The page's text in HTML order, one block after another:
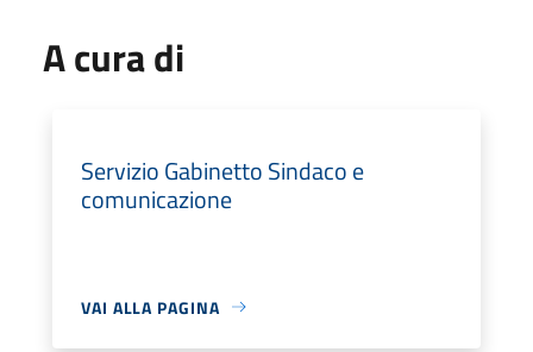
A cura di
Servizio Gabinetto Sindaco e
comunicazione
VAI ALLA PAGINA